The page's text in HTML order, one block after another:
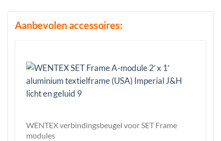
Aanbevolen accessoires:
WENTEX verbindingsbeugel voor SET Frame
modules